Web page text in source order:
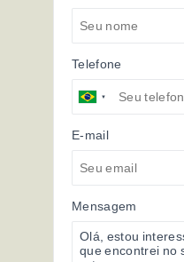
Telefone
E-mail
Mensagem